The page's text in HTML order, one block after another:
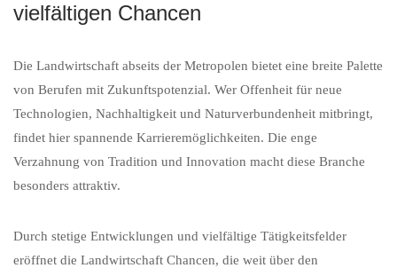
vielfältigen Chancen
Die Landwirtschaft abseits der Metropolen bietet eine breite Palette
von Berufen mit Zukunftspotenzial. Wer Offenheit für neue
Technologien, Nachhaltigkeit und Naturverbundenheit mitbringt,
findet hier spannende Karrieremöglichkeiten. Die enge
Verzahnung von Tradition und Innovation macht diese Branche
besonders attraktiv.
Durch stetige Entwicklungen und vielfältige Tätigkeitsfelder
eröffnet die Landwirtschaft Chancen, die weit über den